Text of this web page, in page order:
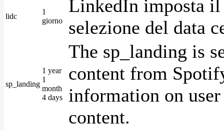
lidc
1
giorno
LinkedIn imposta
selezione del data
sp_landing
1 year
1
month
4 days
The sp_landing is
content from
information on
content.